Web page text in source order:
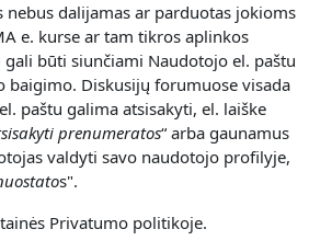
nebus dalijamas ar parduotas jokioms
e. kurse ar tam tikros aplinkos
būti siunčiami Naudotojo el. paštu
baigimo. Diskusijų forumuose visada
paštu galima atsisakyti, el. laiške
prenumeratos“ arba gaunamus
valdyti savo naudotojo profilyje,
s".
Privatumo politikoje.